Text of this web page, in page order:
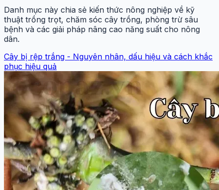
Danh mục này chia sẻ kiến thức nông nghiệp về kỹ
thuật trồng trọt, chăm sóc cây trồng, phòng trừ sâu
bệnh và các giải pháp nâng cao năng suất cho nông
dân.
Cây bị rệp trắng - Nguyên nhân, dấu hiệu và cách khắc
phục hiệu quả